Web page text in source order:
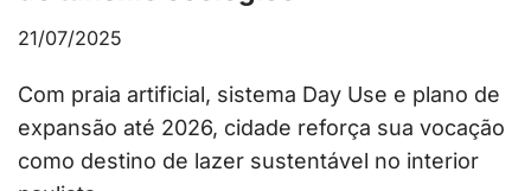
21/07/2025
Com praia artificial, sistema Day Use e plano de
expansão até 2026, cidade reforça sua vocação
como destino de lazer sustentável no interior